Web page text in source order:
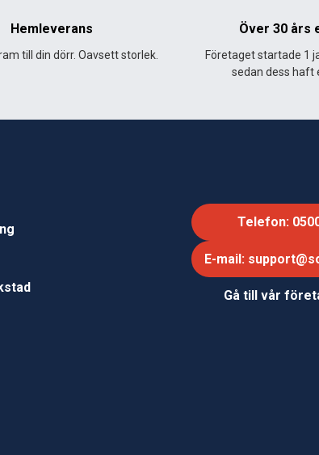
Hemleverans
till din dörr. Oavsett storlek.
Över 30 års
Företaget startade 1
sedan dess haft
Telefon:
E-mail:
Gå till vår